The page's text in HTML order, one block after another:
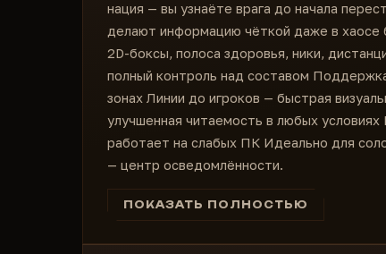
нация — вы узнаёте врага до начала
делают информацию чёткой даже в хаосе
2D-боксы, полоса здоровья, ники,
полный контроль над составом
зонах Линии до игроков — быстрая
улучшенная читаемость в любых
работает на слабых ПК Идеально для
— центр осведомлённости.
ПОКАЗАТЬ ПОЛНОСТЬЮ